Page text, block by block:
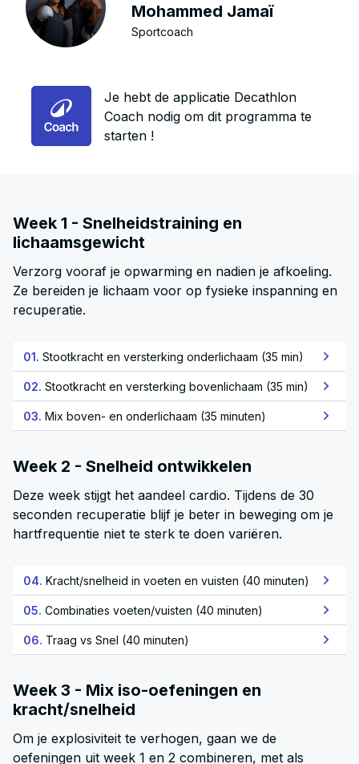
Mohammed Jamaï
Sportcoach
Je hebt de applicatie Decathlon
Coach nodig om dit programma te
starten !
Week 1 - Snelheidstraining en
lichaamsgewicht
Verzorg vooraf je opwarming en nadien je afkoeling.
Ze bereiden je lichaam voor op fysieke inspanning en
recuperatie.
01. Stootkracht en versterking onderlichaam (35 min)
02. Stootkracht en versterking bovenlichaam (35 min)
03. Mix boven- en onderlichaam (35 minuten)
Week 2 - Snelheid ontwikkelen
Deze week stijgt het aandeel cardio. Tijdens de 30
seconden recuperatie blijf je beter in beweging om je
hartfrequentie niet te sterk te doen variëren.
04. Kracht/snelheid in voeten en vuisten (40 minuten)
05. Combinaties voeten/vuisten (40 minuten)
06. Traag vs Snel (40 minuten)
Week 3 - Mix iso-oefeningen en
kracht/snelheid
Om je explosiviteit te verhogen, gaan we de
oefeningen uit week 1 en 2 combineren, met als